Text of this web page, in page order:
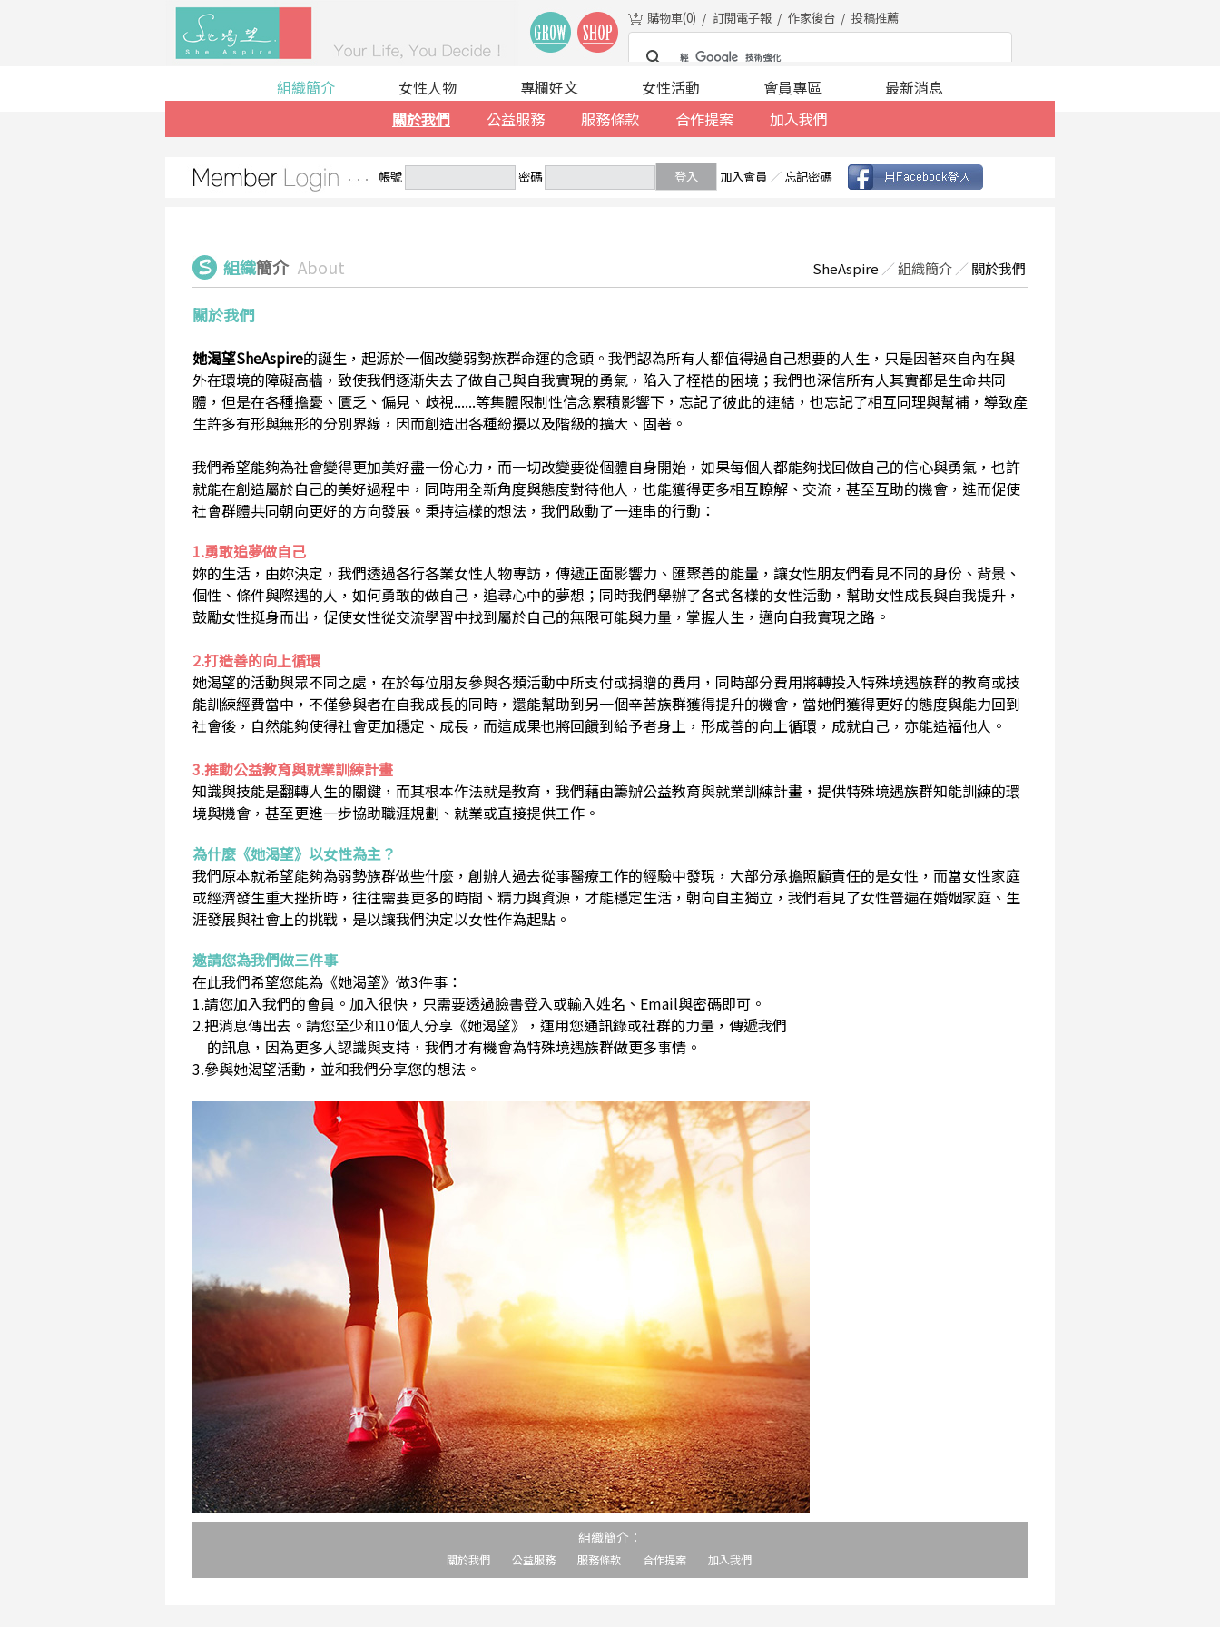
購物車(0) 訂閱電子報 作家後台 投稿推薦
組織簡介
關於我們
公益服務 服務條款 合作提案 加入我們
女性人物 專欄好文 女性活動 會員專區 最新消息
帳號 密碼 登入 加入會員 ／ 忘記密碼
組織簡介 About SheAspire ／組織簡介 ／ 關於我們
關於我們
她渴望SheAspire的誕生，起源於一個改變弱勢族群命運的念頭。我們認為所有人都值得過自己想要的人生，只是因著來自內在與
外在環境的障礙高牆，致使我們逐漸失去了做自己與自我實現的勇氣，陷入了桎梏的困境；我們也深信所有人其實都是生命共同
體，但是在各種擔憂、匱乏、偏見、歧視......等集體限制性信念累積影響下，忘記了彼此的連結，也忘記了相互同理與幫補，導致產
生許多有形與無形的分別界線，因而創造出各種紛擾以及階級的擴大、固著。
我們希望能夠為社會變得更加美好盡一份心力，而一切改變要從個體自身開始，如果每個人都能夠找回做自己的信心與勇氣，也許
就能在創造屬於自己的美好過程中，同時用全新角度與態度對待他人，也能獲得更多相互瞭解、交流，甚至互助的機會，進而促使
社會群體共同朝向更好的方向發展。秉持這樣的想法，我們啟動了一連串的行動：
1.勇敢追夢做自己
妳的生活，由妳決定，我們透過各行各業女性人物專訪，傳遞正面影響力、匯聚善的能量，讓女性朋友們看見不同的身份、背景、
個性、條件與際遇的人，如何勇敢的做自己，追尋心中的夢想；同時我們舉辦了各式各樣的女性活動，幫助女性成長與自我提升，
鼓勵女性挺身而出，促使女性從交流學習中找到屬於自己的無限可能與力量，掌握人生，邁向自我實現之路。
2.打造善的向上循環
她渴望的活動與眾不同之處，在於每位朋友參與各類活動中所支付或捐贈的費用，同時部分費用將轉投入特殊境遇族群的教育或技
能訓練經費當中，不僅參與者在自我成長的同時，還能幫助到另一個辛苦族群獲得提升的機會，當她們獲得更好的態度與能力回到
社會後，自然能夠使得社會更加穩定、成長，而這成果也將回饋到給予者身上，形成善的向上循環，成就自己，亦能造福他人。
3.推動公益教育與就業訓練計畫
知識與技能是翻轉人生的關鍵，而其根本作法就是教育，我們藉由籌辦公益教育與就業訓練計畫，提供特殊境遇族群知能訓練的環
境與機會，甚至更進一步協助職涯規劃、就業或直接提供工作。
為什麼《她渴望》以女性為主？
我們原本就希望能夠為弱勢族群做些什麼，創辦人過去從事醫療工作的經驗中發現，大部分承擔照顧責任的是女性，而當女性家庭
或經濟發生重大挫折時，往往需要更多的時間、精力與資源，才能穩定生活，朝向自主獨立，我們看見了女性普遍在婚姻家庭、生
涯發展與社會上的挑戰，是以讓我們決定以女性作為起點。
邀請您為我們做三件事
在此我們希望您能為《她渴望》做3件事：
1.請您加入我們的會員。加入很快，只需要透過臉書登入或輸入姓名、Email與密碼即可。
2.把消息傳出去。請您至少和10個人分享《她渴望》，運用您通訊錄或社群的力量，傳遞我們
的訊息，因為更多人認識與支持，我們才有機會為特殊境遇族群做更多事情。
3.參與她渴望活動，並和我們分享您的想法。
組織簡介：
關於我們 公益服務 服務條款 合作提案 加入我們